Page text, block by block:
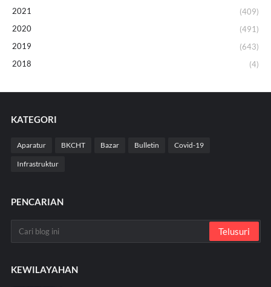
2021
(409)
2020
(491)
2019
(643)
2018
(4)
KATEGORI
Aparatur BKCHT Bazar Bulletin Covid-19
Infrastruktur
PENCARIAN
KEWILAYAHAN